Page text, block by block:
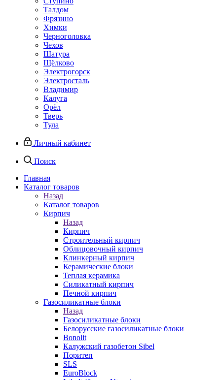
Талдом
Фрязино
Химки
Черноголовка
Чехов
Шатура
Щёлково
Электрогорск
Электросталь
Владимир
Калуга
Орёл
Тверь
Тула
Личный кабинет
Поиск
Главная
Каталог товаров
Назад
Каталог товаров
Кирпич
Назад
Кирпич
Строительный кирпич
Облицовочный кирпич
Клинкерный кирпич
Керамические блоки
Теплая керамика
Силикатный кирпич
Печной кирпич
Газосиликатные блоки
Назад
Газосиликатные блоки
Белорусские газосиликатные блоки
Bonolit
Калужский газобетон Sibel
Поритеп
SLS
EuroBlock